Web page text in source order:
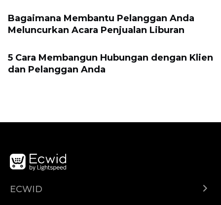
Bagaimana Membantu Pelanggan Anda
Meluncurkan Acara Penjualan Liburan
5 Cara Membangun Hubungan dengan Klien
dan Pelanggan Anda
ECWID